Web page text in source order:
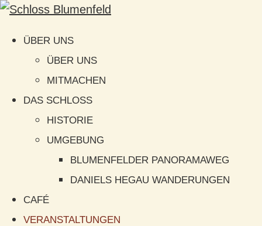
ÜBER UNS
ÜBER UNS
MITMACHEN
DAS SCHLOSS
HISTORIE
UMGEBUNG
BLUMENFELDER PANORAMAWEG
DANIELS HEGAU WANDERUNGEN
CAFÉ
VERANSTALTUNGEN